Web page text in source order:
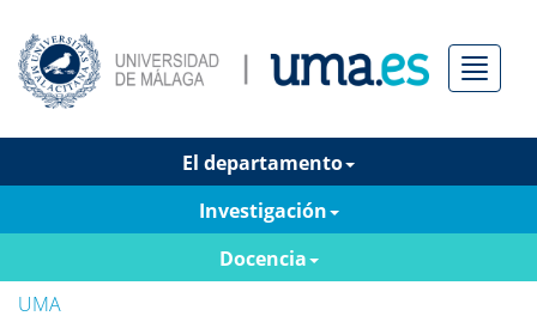
Menú
El departamento
Investigación
Docencia
UMA